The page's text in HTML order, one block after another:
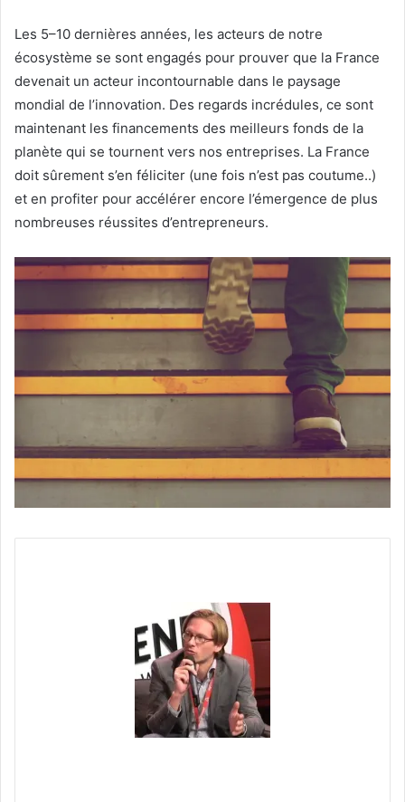
Les 5–10 dernières années, les acteurs de notre
écosystème se sont engagés pour prouver que la France
devenait un acteur incontournable dans le paysage
mondial de l’innovation. Des regards incrédules, ce sont
maintenant les financements des meilleurs fonds de la
planète qui se tournent vers nos entreprises. La France
doit sûrement s’en féliciter (une fois n’est pas coutume..)
et en profiter pour accélérer encore l’émergence de plus
nombreuses réussites d’entrepreneurs.